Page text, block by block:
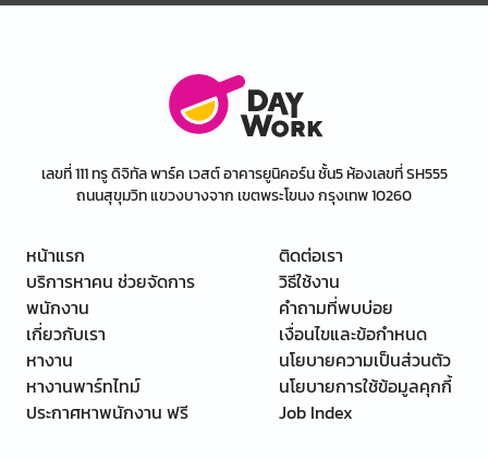
เลขที่ 111 ทรู ดิจิทัล พาร์ค เวสต์ อาคารยูนิคอร์น ชั้น5 ห้องเลขที่ SH555
ถนนสุขุมวิท แขวงบางจาก เขตพระโขนง กรุงเทพ 10260
หน้าแรก
บริการหาคน ช่วยจัดการ
พนักงาน
เกี่ยวกับเรา
หางาน
หางานพาร์ทไทม์
ประกาศหาพนักงาน ฟรี
ติดต่อเรา
วิธีใช้งาน
คำถามที่พบบ่อย
เงื่อนไขและข้อกำหนด
นโยบายความเป็นส่วนตัว
นโยบายการใช้ข้อมูลคุกกี้
Job Index